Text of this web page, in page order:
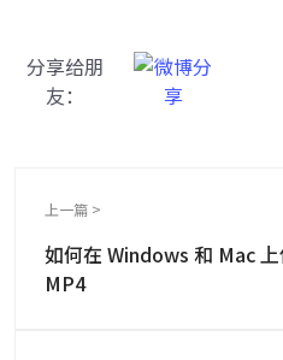
分享给朋
友：
上一篇 >
如何在 Windows 和 Mac
MP4